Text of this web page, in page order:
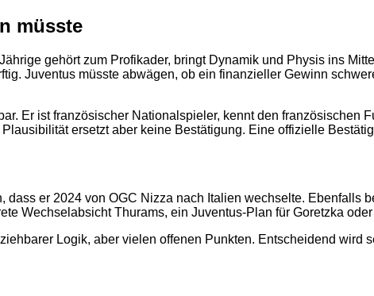
müsste
gehört zum Profikader, bringt Dynamik und Physis ins
Juventus müsste abwägen, ob ein finanzieller Gewinn
Er ist französischer Nationalspieler, kennt den französischen
ersetzt aber keine Bestätigung. Eine offizielle
er 2024 von OGC Nizza nach Italien wechselte. Ebenfalls
Wechselabsicht Thurams, ein Juventus-Plan für Goretzka
Logik, aber vielen offenen Punkten. Entscheidend wird